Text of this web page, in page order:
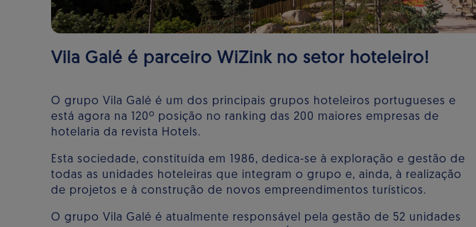
Vila Galé é parceiro WiZink no setor hoteleiro!
O grupo Vila Galé é um dos principais grupos hoteleiros portugueses e
está agora na 120º posição no ranking das 200 maiores empresas de
hotelaria da revista Hotels.
Esta sociedade, constituída em 1986, dedica-se à exploração e gestão de
todas as unidades hoteleiras que integram o grupo e, ainda, à realização
de projetos e à construção de novos empreendimentos turísticos.
O grupo Vila Galé é atualmente responsável pela gestão de 52 unidades